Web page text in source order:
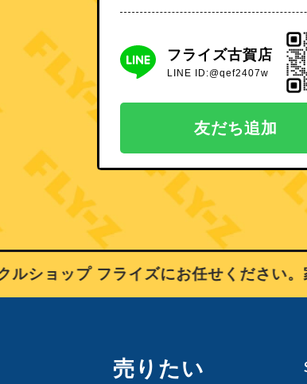
フライズ古賀店
LINE ID:@qef2407w
友だち追加
ョップ フライズにお任せください。家
売りたい